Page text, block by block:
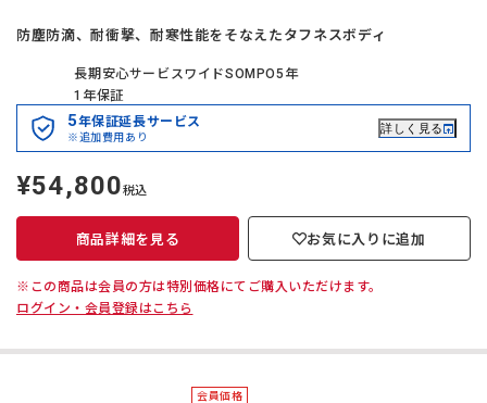
会員価格
商品コード：S0002143
長期安心サービスワイドSOMPO5年
1年保証
5年保証延長サービス
※追加費用あり
定
¥54,800税込